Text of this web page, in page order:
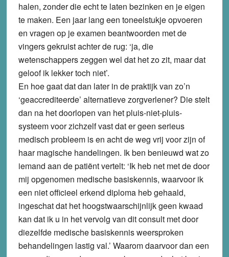
halen, zonder die echt te laten bezinken en je eigen
te maken. Een jaar lang een toneelstukje opvoeren
en vragen op je examen beantwoorden met de
vingers gekruist achter de rug: ‘ja, die
wetenschappers zeggen wel dat het zo zit, maar dat
geloof ik lekker toch niet’.
En hoe gaat dat dan later in de praktijk van zo’n
‘geaccrediteerde’ alternatieve zorgverlener? Die stelt
dan na het doorlopen van het pluis-niet-pluis-
systeem voor zichzelf vast dat er geen serieus
medisch probleem is en acht de weg vrij voor zijn of
haar magische handelingen. Ik ben benieuwd wat zo
iemand aan de patiënt vertelt: ‘Ik heb net met de door
mij opgenomen medische basiskennis, waarvoor ik
een niet officieel erkend diploma heb gehaald,
ingeschat dat het hoogstwaarschijnlijk geen kwaad
kan dat ik u in het vervolg van dit consult met door
diezelfde medische basiskennis weersproken
behandelingen lastig val.’ Waarom daarvoor dan een